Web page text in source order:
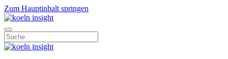
Zum Hauptinhalt springen